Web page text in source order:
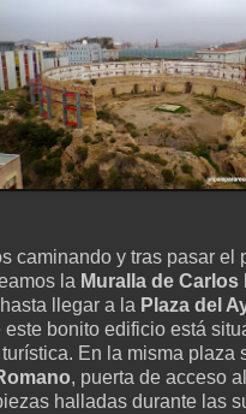
caminando y tras pasar el
la Muralla de Carlos
llegar a la Plaza del
este bonito edificio está
En la misma plaza
, puerta de acceso
halladas durante las